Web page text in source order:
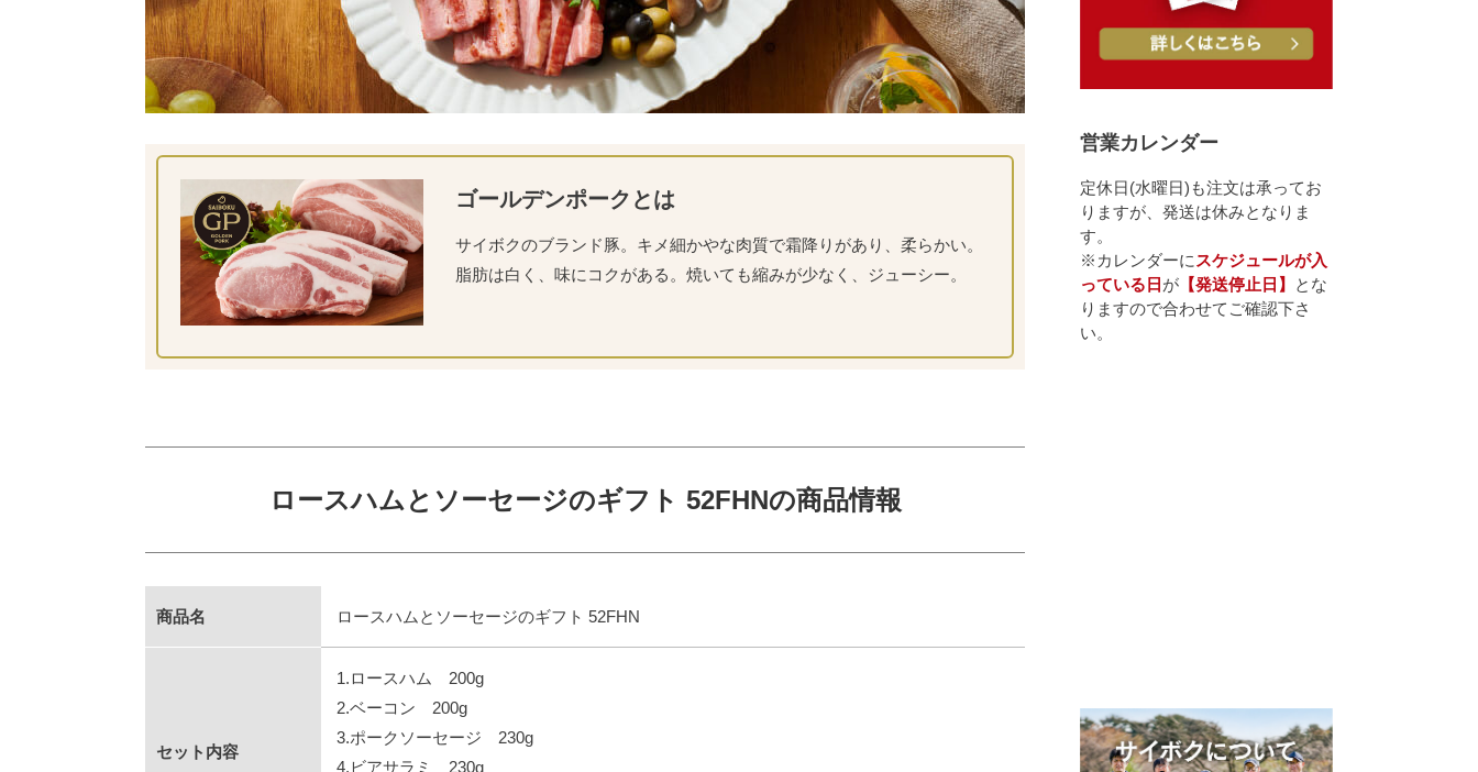
営業カレンダー
定休日(水曜日)も注文は承ってお
りますが、発送は休みとなりま
す。
※カレンダーに スケジュールが入
っている日 が 【発送停止日】
とな
りますので合わせてご確認下さ
い。
ゴールデンポークとは
サイボクのブランド豚。キメ細かやな肉質で霜降りがあり、柔らかい。
脂肪は白く、味にコクがある。焼いても縮みが少なく、ジューシー。
ロースハムとソーセージのギフト 52FHNの商品情報
商品名 ロースハムとソーセージのギフト 52FHN
セット内容
1.ロースハム 200g
2.ベーコン 200g
3.ポークソーセージ 230g
4.ビアサラミ 230g